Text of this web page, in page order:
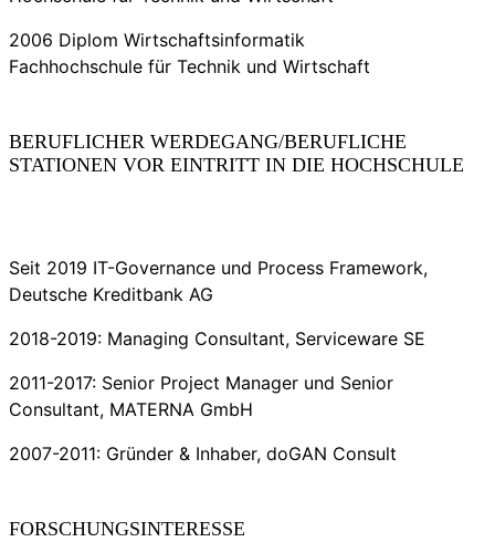
2006 Diplom Wirtschaftsinformatik
Fachhochschule für Technik und Wirtschaft
BERUFLICHER WERDEGANG/BERUFLICHE
STATIONEN VOR EINTRITT IN DIE HOCHSCHULE
Seit 2019 IT-Governance und Process Framework,
Deutsche Kreditbank AG
2018-2019: Managing Consultant, Serviceware SE
2011-2017: Senior Project Manager und Senior
Consultant, MATERNA GmbH
2007-2011: Gründer & Inhaber, doGAN Consult
FORSCHUNGSINTERESSE